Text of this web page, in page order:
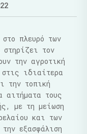
στο πλευρό των
τον
την αγροτική
ιδιαίτερα
την τοπική
αιτήματα τους
με τη μείωση
και των
εξασφάλιση